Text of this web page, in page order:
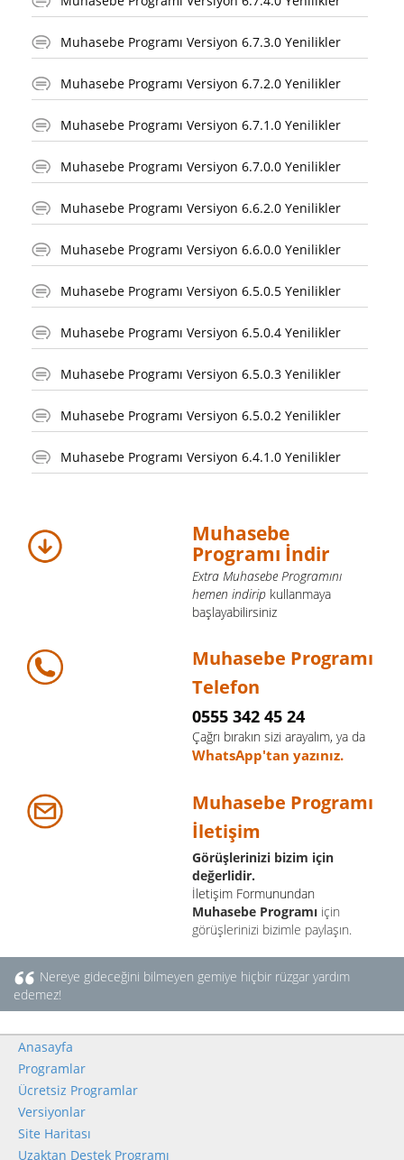
Muhasebe Programı Versiyon 6.7.3.0 Yenilikler
Muhasebe Programı Versiyon 6.7.2.0 Yenilikler
Muhasebe Programı Versiyon 6.7.1.0 Yenilikler
Muhasebe Programı Versiyon 6.7.0.0 Yenilikler
Muhasebe Programı Versiyon 6.6.2.0 Yenilikler
Muhasebe Programı Versiyon 6.6.0.0 Yenilikler
Muhasebe Programı Versiyon 6.5.0.5 Yenilikler
Muhasebe Programı Versiyon 6.5.0.4 Yenilikler
Muhasebe Programı Versiyon 6.5.0.3 Yenilikler
Muhasebe Programı Versiyon 6.5.0.2 Yenilikler
Muhasebe Programı Versiyon 6.4.1.0 Yenilikler
Muhasebe
Programı İndir
Extra Muhasebe Programını
hemen indirip kullanmaya
başlayabilirsiniz
Muhasebe Programı
Telefon
0555 342 45 24
Çağrı bırakın sizi arayalım, ya da
WhatsApp'tan yazınız.
Muhasebe Programı
İletişim
Görüşlerinizi bizim için
değerlidir.
İletişim Formunundan
Muhasebe Programı için
görüşlerinizi bizimle paylaşın.
Nereye gideceğini bilmeyen gemiye hiçbir rüzgar yardım
edemez!
Anasayfa
Programlar
Ücretsiz Programlar
Versiyonlar
Site Haritası
Uzaktan Destek Programı